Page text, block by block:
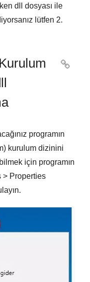
dll dosyası ile
lütfen 2.

programın
kurulum dizinini
için programın
> Properties